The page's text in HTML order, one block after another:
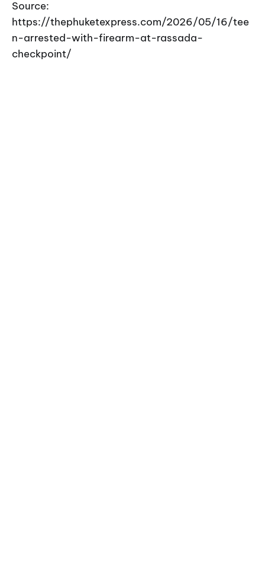
Source:
https://thephuketexpress.com/2026/05/16/tee
n-arrested-with-firearm-at-rassada-
checkpoint/